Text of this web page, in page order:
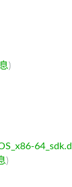
)
)